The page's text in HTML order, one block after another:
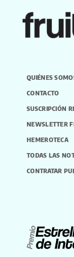
QUIÉNES
CONTACTO
SUSCRIPCIÓN
NEWSLETTER
HEMEROTECA
TODAS LAS
CONTRATAR